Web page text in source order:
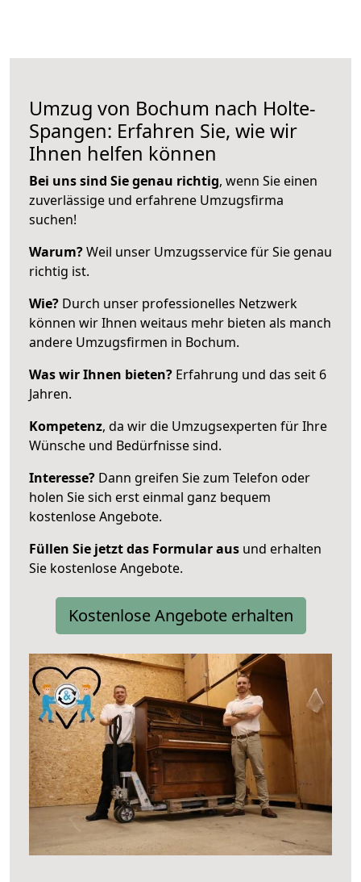
Umzug von Bochum nach Holte-
Spangen: Erfahren Sie, wie wir
Ihnen helfen können
Bei uns sind Sie genau richtig, wenn Sie einen
zuverlässige und erfahrene Umzugsfirma
suchen!
Warum?Weil unser Umzugsservice für Sie genau
richtig ist.
Wie? Durch unser professionelles Netzwerk
können wir Ihnen weitaus mehr bieten als manch
andere Umzugsfirmen in Bochum.
Was wir Ihnen bieten? Erfahrung und das seit 6
Jahren.
Kompetenz, da wir die Umzugsexperten für Ihre
Wünsche und Bedürfnisse sind.
Interesse? Dann greifen Sie zum Telefon oder
holen Sie sich erst einmal ganz bequem
kostenlose Angebote.
Füllen Sie jetzt das Formular aus und erhalten
Sie kostenlose Angebote.
Kostenlose Angebote erhalten